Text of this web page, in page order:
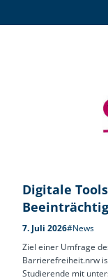
Digitale
7. Juli 2026#News
Ziel einer Umfrage
Barrierefreiheit.nrw
Studierende mit